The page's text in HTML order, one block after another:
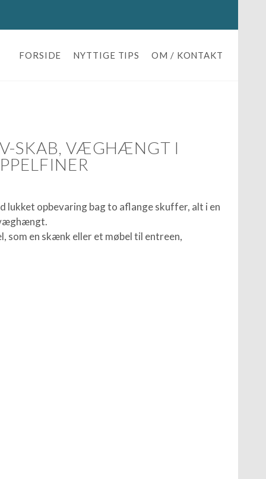
FORSIDE NYTTIGE TIPS OM / KONTAKT
SKAB, VÆGHÆNGT I
lukket opbevaring bag to aflange skuffer, alt i en
som en skænk eller et møbel til entreen,